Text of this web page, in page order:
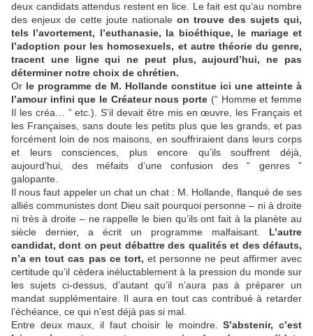
deux candidats attendus restent en lice. Le fait est qu’au nombre
des enjeux de cette joute nationale on trouve des sujets qui,
tels l’avortement, l’euthanasie, la bioéthique, le mariage et
l’adoption pour les homosexuels, et autre théorie du genre,
tracent une ligne qui ne peut plus, aujourd’hui, ne pas
déterminer notre choix de chrétien.
Or le programme de M. Hollande constitue ici une atteinte à
l’amour infini que le Créateur nous porte (“ Homme et femme
Il les créa… ” etc.). S’il devait être mis en œuvre, les Français et
les Françaises, sans doute les petits plus que les grands, et pas
forcément loin de nos maisons, en souffriraient dans leurs corps
et leurs consciences, plus encore qu’ils souffrent déjà,
aujourd’hui, des méfaits d’une confusion des “ genres ”
galopante.
Il nous faut appeler un chat un chat : M. Hollande, flanqué de ses
alliés communistes dont Dieu sait pourquoi personne – ni à droite
ni très à droite – ne rappelle le bien qu’ils ont fait à la planète au
siècle dernier, a écrit un programme malfaisant. L’autre
candidat, dont on peut débattre des qualités et des défauts,
n’a en tout cas pas ce tort, et personne ne peut affirmer avec
certitude qu’il cèdera inéluctablement à la pression du monde sur
les sujets ci-dessus, d’autant qu’il n’aura pas à préparer un
mandat supplémentaire. Il aura en tout cas contribué à retarder
l’échéance, ce qui n’est déjà pas si mal.
Entre deux maux, il faut choisir le moindre.S’abstenir, c’est